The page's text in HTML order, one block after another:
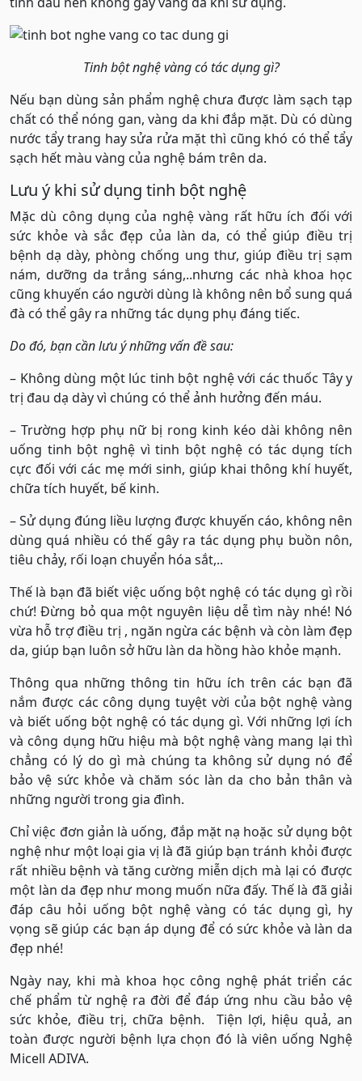
Tinh bột nghệ vàng có tác dụng gì?
Nếu bạn dùng sản phẩm nghệ chưa được làm sạch tạp
chất có thể nóng gan, vàng da khi đắp mặt. Dù có dùng
nước tẩy trang hay sửa rửa mặt thì cũng khó có thể tẩy
sạch hết màu vàng của nghệ bám trên da.
Lưu ý khi sử dụng tinh bột nghệ
Mặc dù công dụng của nghệ vàng rất hữu ích đối với
sức khỏe và sắc đẹp của làn da, có thể giúp điều trị
bệnh dạ dày, phòng chống ung thư, giúp điều trị sạm
nám, dưỡng da trắng sáng,..nhưng các nhà khoa học
cũng khuyến cáo người dùng là không nên bổ sung quá
đà có thể gây ra những tác dụng phụ đáng tiếc.
Do đó, bạn cần lưu ý những vấn đề sau:
– Không dùng một lúc tinh bột nghệ với các thuốc Tây y
trị đau dạ dày vì chúng có thể ảnh hưởng đến máu.
– Trường hợp phụ nữ bị rong kinh kéo dài không nên
uống tinh bột nghệ vì tinh bột nghệ có tác dụng tích
cực đối với các mẹ mới sinh, giúp khai thông khí huyết,
chữa tích huyết, bế kinh.
– Sử dụng đúng liều lượng được khuyến cáo, không nên
dùng quá nhiều có thế gây ra tác dụng phụ buồn nôn,
tiêu chảy, rối loạn chuyển hóa sắt,..
Thế là bạn đã biết việc uống bột nghệ có tác dụng gì rồi
chứ! Đừng bỏ qua một nguyên liệu dễ tìm này nhé! Nó
vừa hỗ trợ điều trị , ngăn ngừa các bệnh và còn làm đẹp
da, giúp bạn luôn sở hữu làn da hồng hào khỏe mạnh.
Thông qua những thông tin hữu ích trên các bạn đã
nắm được các công dụng tuyệt vời của bột nghệ vàng
và biết uống bột nghệ có tác dụng gì. Với những lợi ích
và công dụng hữu hiệu mà bột nghệ vàng mang lại thì
chẳng có lý do gì mà chúng ta không sử dụng nó để
bảo vệ sức khỏe và chăm sóc làn da cho bản thân và
những người trong gia đình.
Chỉ việc đơn giản là uống, đắp mặt nạ hoặc sử dụng bột
nghệ như một loại gia vị là đã giúp bạn tránh khỏi được
rất nhiều bệnh và tăng cường miễn dịch mà lại có được
một làn da đẹp như mong muốn nữa đấy. Thế là đã giải
đáp câu hỏi uống bột nghệ vàng có tác dụng gì, hy
vọng sẽ giúp các bạn áp dụng để có sức khỏe và làn da
đẹp nhé!
Ngày nay, khi mà khoa học công nghệ phát triển các
chế phẩm từ nghệ ra đời để đáp ứng nhu cầu bảo vệ
sức khỏe, điều trị, chữa bệnh. Tiện lợi, hiệu quả, an
toàn được người bệnh lựa chọn đó là viên uống Nghệ
Micell ADIVA.